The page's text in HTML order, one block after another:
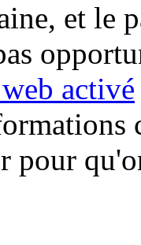
et le
activé
pour